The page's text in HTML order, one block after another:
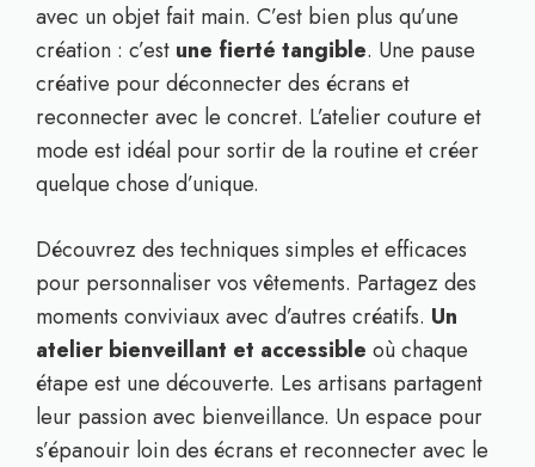
avec un objet fait main. C’est bien plus qu’une
création : c’est une fierté tangible. Une pause
créative pour déconnecter des écrans et
reconnecter avec le concret. L’atelier couture et
mode est idéal pour sortir de la routine et créer
quelque chose d’unique.
Découvrez des techniques simples et efficaces
pour personnaliser vos vêtements. Partagez des
moments conviviaux avec d’autres créatifs. Un
atelier bienveillant et accessible où chaque
étape est une découverte. Les artisans partagent
leur passion avec bienveillance. Un espace pour
s’épanouir loin des écrans et reconnecter avec le